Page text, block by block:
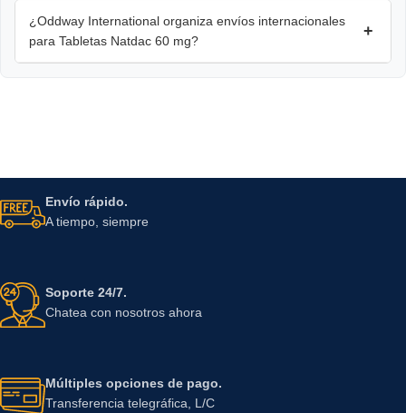
¿Oddway International organiza envíos internacionales
para Tabletas Natdac 60 mg?
+
Envío rápido.
A tiempo, siempre
Soporte 24/7.
Chatea con nosotros ahora
Múltiples opciones de pago.
Transferencia telegráfica, L/C